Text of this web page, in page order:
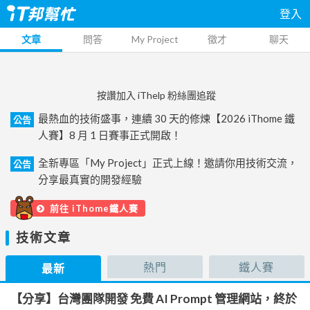
登入
文章 問答 My Project 徵才 聊天
按讚加入 iThelp 粉絲團追蹤
公告
最熱血的技術盛事，連續 30 天的修煉【2026 iThome 鐵
人賽】8 月 1 日賽事正式開啟！
公告
全新專區「My Project」正式上線！邀請你用技術交流，
分享最真實的開發經驗
前往 iThome鐵人賽
技術文章
最新 熱門 鐵人賽
【分享】台灣團隊開發 免費 AI Prompt 管理網站，終於